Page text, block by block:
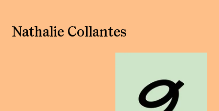
Nathalie Collantes